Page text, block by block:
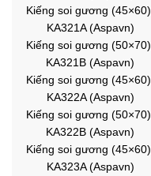
Kiếng soi gương (45×60),
KA321A (Aspavn)
Kiếng soi gương (50×70),
KA321B (Aspavn)
Kiếng soi gương (45×60),
KA322A (Aspavn)
Kiếng soi gương (50×70),
KA322B (Aspavn)
Kiếng soi gương (45×60),
KA323A (Aspavn)